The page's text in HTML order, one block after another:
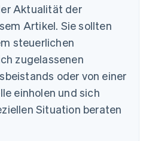
Aktualität der
Artikel. Sie sollten
steuerlichen
zugelassenen
oder von einer
einholen und sich
Situation beraten